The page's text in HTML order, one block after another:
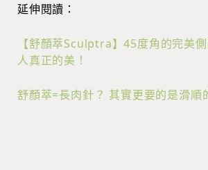
延伸閱讀：
【舒顏萃Sculptra】45度角的完美
人真正的美！
舒顏萃=長肉針？ 其實更要的是滑順